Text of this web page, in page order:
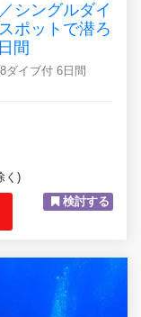
シングルダイ
ポットで潜ろ
間
ダイブ付 6日間
く)
検討する